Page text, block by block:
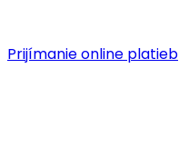
Prijímanie online platieb